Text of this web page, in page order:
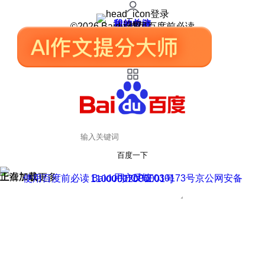
登录
我的关注
我的收藏
皮肤中心
用户反馈
设置
©2026 Baidu 使用百度前必读
百度一下
正在加载
上滑加载更多 用户反馈
使用百度前必读 Baidu 京ICP证030173号
京公网安备11000002000001号